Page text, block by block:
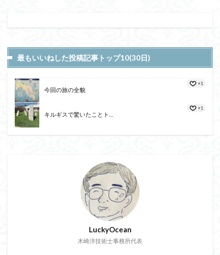
最もいいねした投稿記事トップ10(30日)
今回の旅の全貌
+1
キルギスで驚いたことト...
+1
LuckyOcean
木崎洋技術士事務所代表